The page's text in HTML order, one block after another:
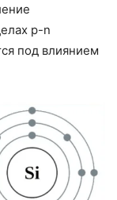
p-n
под влиянием